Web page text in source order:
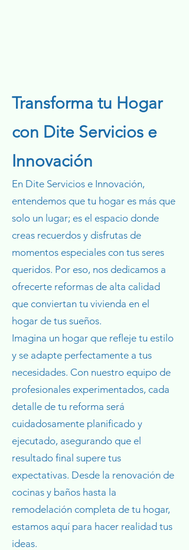
Transforma tu Hogar
con Dite Servicios e
Innovación
En Dite Servicios e Innovación,
entendemos que tu hogar es más que
solo un lugar; es el espacio donde
creas recuerdos y disfrutas de
momentos especiales con tus seres
queridos. Por eso, nos dedicamos a
ofrecerte reformas de alta calidad
que conviertan tu vivienda en el
hogar de tus sueños.
Imagina un hogar que refleje tu estilo
y se adapte perfectamente a tus
necesidades. Con nuestro equipo de
profesionales experimentados, cada
detalle de tu reforma será
cuidadosamente planificado y
ejecutado, asegurando que el
resultado final supere tus
expectativas. Desde la renovación de
cocinas y baños hasta la
remodelación completa de tu hogar,
estamos aquí para hacer realidad tus
ideas.